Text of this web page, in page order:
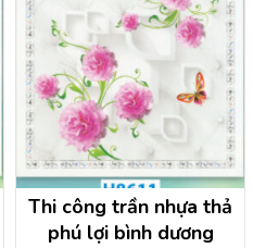
Thi công trần nhựa thả
phú lợi bình dương